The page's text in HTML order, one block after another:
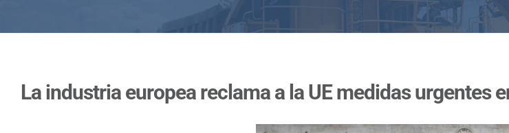
La industria europea reclama a la UE medidas urgentes